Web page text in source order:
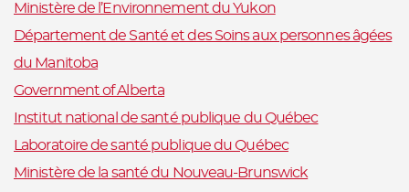
Ministère de l’Environnement du Yukon
Département de Santé et des Soins aux personnes âgées
du Manitoba
Government of Alberta
Institut national de santé publique du Québec
Laboratoire de santé publique du Québec
Ministère de la santé du Nouveau-Brunswick